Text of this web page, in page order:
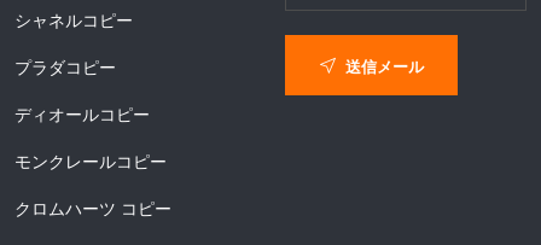
シャネルコピー
プラダコピー
ディオールコピー
モンクレールコピー
クロムハーツ コピー
送信メール